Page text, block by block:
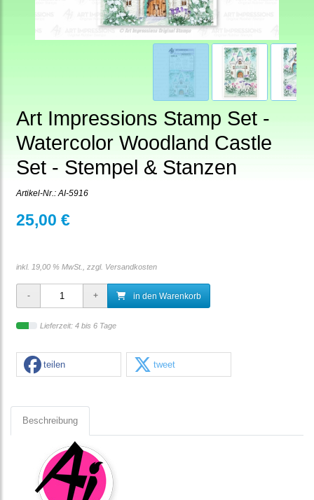
Art Impressions Stamp Set -
Watercolor Woodland Castle
Set - Stempel & Stanzen
Artikel-Nr.: AI-5916
25,00 €
inkl. 19,00 % MwSt., zzgl. Versandkosten
in den Warenkorb
Lieferzeit: 4 bis 6 Tage
teilen tweet
Beschreibung